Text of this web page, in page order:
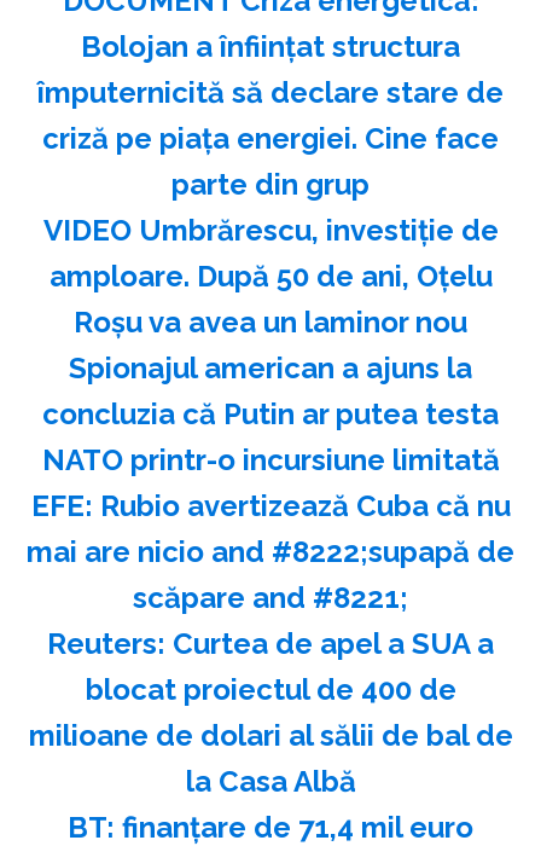
Bolojan a înființat structura
împuternicită să declare stare de
criză pe piața energiei. Cine face
parte din grup
VIDEO Umbrărescu, investiție de
amploare. După 50 de ani, Oțelu
Roșu va avea un laminor nou
Spionajul american a ajuns la
concluzia că Putin ar putea testa
NATO printr-o incursiune limitată
EFE: Rubio avertizează Cuba că nu
mai are nicio and #8222;supapă de
scăpare and #8221;
Reuters: Curtea de apel a SUA a
blocat proiectul de 400 de
milioane de dolari al sălii de bal de
la Casa Albă
BT: finanţare de 71,4 mil euro